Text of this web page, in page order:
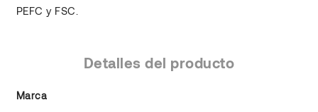
PEFC y FSC.
Detalles del producto
Marca